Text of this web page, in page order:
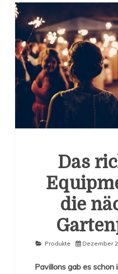
Das
die
Produkte Dezember
Pavillons gab es schon